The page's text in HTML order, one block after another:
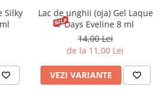
Lac de unghii (oja) Gel Laque
7 Days Eveline 8 ml
14,00 Lei
de la 11,00 Lei
VEZI VARIANTE